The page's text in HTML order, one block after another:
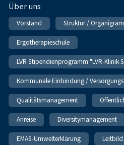
Über uns
Vorstand Struktur /
Ergotherapieschule
LVR Stipendienprogramm "LVR-Klinik-
Kommunale Einbindung /
Qualitätsmanagement
Anreise Diversitymanagement
EMAS-Umwelterklärung Leitbild